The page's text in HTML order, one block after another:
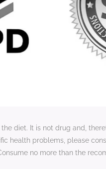
diet. It is not drug and,
health problems, please
no more than the